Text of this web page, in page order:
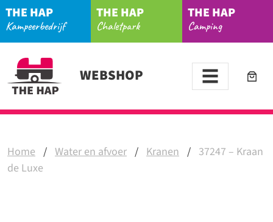
THE HAP
Kampeerbedrijf
THE HAP
Chaletpark
THE HAP
Camping
WEBSHOP
Home / Water en afvoer / Kranen / 37247 – Kraan
de Luxe